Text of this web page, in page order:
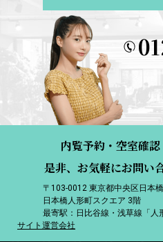
内覧予約・空室確
是非、お気軽にお問い
〒103-0012 東京都中央区日本
日本橋人形町スクエア 3階
最寄駅：日比谷線・浅草線「人
サイト運営会社